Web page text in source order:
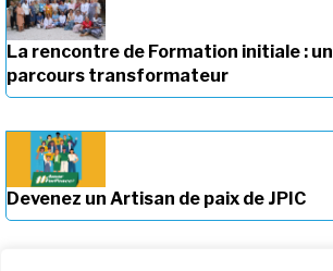
La rencontre de Formation initiale : un
parcours transformateur
Devenez un Artisan de paix de JPIC